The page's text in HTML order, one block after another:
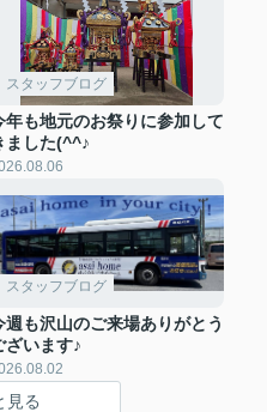
スタッフブログ
年も地元のお祭りに参加して
ました(^^♪
スタッフブログ
週も沢山のご来場ありがとう
ざいます♪
見る